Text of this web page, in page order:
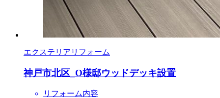
エクステリアリフォーム
神戸市北区_O様邸ウッドデッキ設置
リフォーム内容